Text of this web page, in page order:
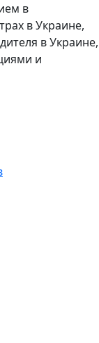
в
в Украине,
в Украине,
и